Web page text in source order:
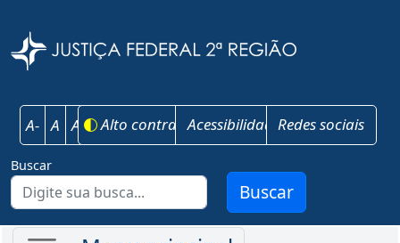
A- A A+ Alto contrasteAcessibilidadeRedes sociais
Buscar
Buscar